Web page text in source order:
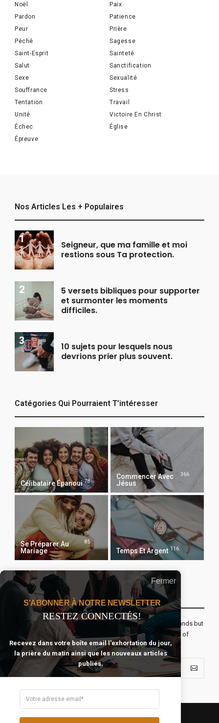
Noël
Paix
Pardon
Patience
Peur
Prière
Péché
Sagesse
Saint-Esprit
Sainteté
Salut
Sanctification
Sexe
Sexualité
Souffrance
Stress
Tentation
Travail
Unité
Victoire En Christ
Échec
Église
Épreuve
Nos Articles Les + Populaires
Seigneur, que ma famille et moi
restions sous Ta protection.
5 versets bibliques pour supporter
et surmonter les moments
difficiles.
10 sujets pour lesquels nous
devrions prier plus souvent.
Catégories Qui Pourraient T’intéresser
Célibataire Épanoui 78
Commencer Avec
Jésus
366
Se Préparer Au
Mariage
85
Temps Et Argent 116
Recevoir Notre Newsletter Chaque Matin
The real voyage of discovery consists not in seeking new lands but
seeing with new eyes. All journeys have secret destinations of
which the traveler is unaware.
Fermer
S'ABONNER À NOTRE NEWSLETTER
RESTEZ CONNECTÉS!
Recevez dans votre boîte email l'exhortation du jour,
la prière du matin ainsi que les nouveaux articles
publiés.